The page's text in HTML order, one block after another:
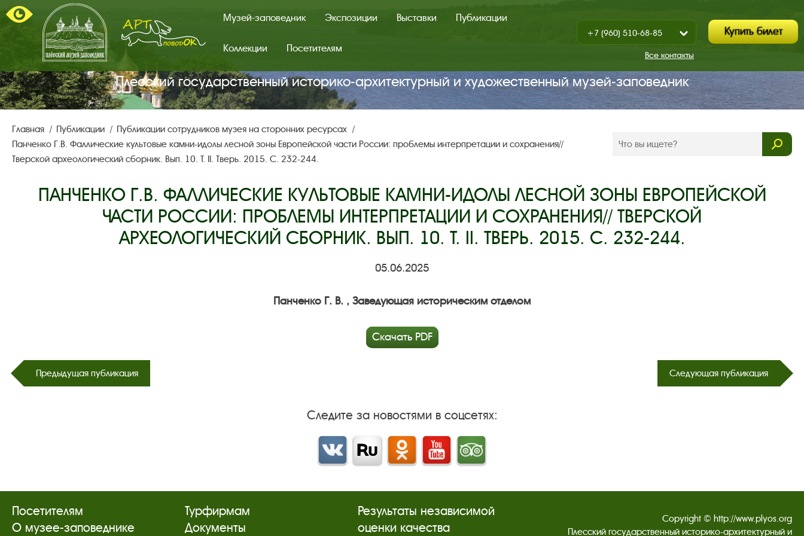
Главная
страница.
поводок.
Музей-заповедник Экспозиции Выставки Публикации
Коллекции Посетителям
Показать
/
Закрыть
+7 (960) 510-68-85
+7 (930) 347-67-70Все контакты
Купить билет
Плесский государственный историко‑архитектурный и художественный музей‑заповедник
Главная Публикации
Публикации сотрудников музея на сторонних ресурсах
Панченко Г.В. Фаллические культовые камни-идолы лесной зоны Европейской части России: проблемы интерпретации и сохранения//
Тверской археологический сборник. Вып. 10. Т. II. Тверь. 2015. С. 232-244.
ПАНЧЕНКО Г.В. ФАЛЛИЧЕСКИЕ КУЛЬТОВЫЕ КАМНИ-ИДОЛЫ ЛЕСНОЙ ЗОНЫ ЕВРОПЕЙСКОЙ
ЧАСТИ РОССИИ: ПРОБЛЕМЫ ИНТЕРПРЕТАЦИИ И СОХРАНЕНИЯ// ТВЕРСКОЙ
АРХЕОЛОГИЧЕСКИЙ СБОРНИК. ВЫП. 10. Т. II. ТВЕРЬ. 2015. С. 232-244.
05.06.2025
Панченко Г. В. , Заведующая историческим отделом
Скачать PDF
Предыдущая публикация Следующая публикация
Следите за новостями в соцсетях:
Вконтактеrutube Одноклассники
YouTubeТрипадвизор
Посетителям
О музее-заповеднике
Турфирмам
Документы
Результаты независимой
оценки качества
Copyright © http://www.plyos.org
Плесский государственный историко-архитектурный и